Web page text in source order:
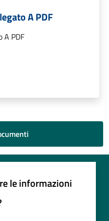
A PDF
A PDF
le informazioni